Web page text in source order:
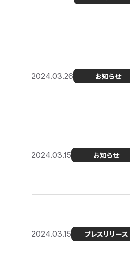
2024.03.26 お知らせ
2024.03.15 お知らせ
2024.03.15 プレスリリース